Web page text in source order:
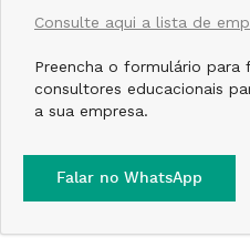
Consulte aqui a lista de
Preencha o formulário para
consultores educacionais
a sua empresa.
Falar no WhatsApp